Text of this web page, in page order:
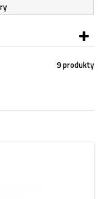
9 produkty